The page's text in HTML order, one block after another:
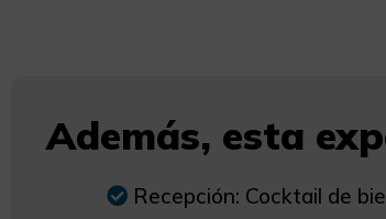
Además, esta
Recepción: Cocktail de